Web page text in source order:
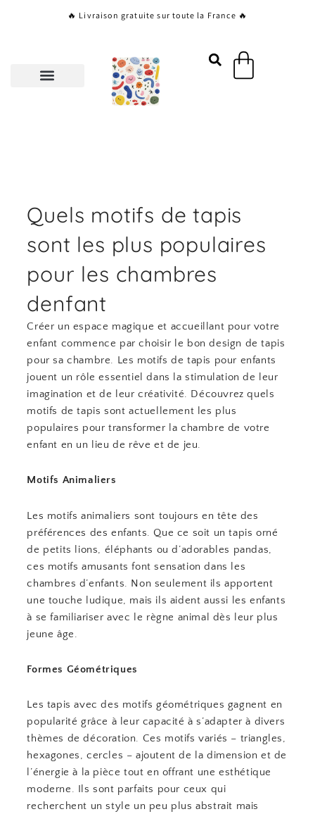
🔥 Livraison gratuite sur toute la France 🔥
Panier
Quels motifs de tapis
sont les plus populaires
pour les chambres
denfant
Créer un espace magique et accueillant pour votre
enfant commence par choisir le bon design de tapis
pour sa chambre. Les motifs de tapis pour enfants
jouent un rôle essentiel dans la stimulation de leur
imagination et de leur créativité. Découvrez quels
motifs de tapis sont actuellement les plus
populaires pour transformer la chambre de votre
enfant en un lieu de rêve et de jeu.
Motifs Animaliers
Les motifs animaliers sont toujours en tête des
préférences des enfants. Que ce soit un tapis orné
de petits lions, éléphants ou d’adorables pandas,
ces motifs amusants font sensation dans les
chambres d’enfants. Non seulement ils apportent
une touche ludique, mais ils aident aussi les enfants
à se familiariser avec le règne animal dès leur plus
jeune âge.
Formes Géométriques
Les tapis avec des motifs géométriques gagnent en
popularité grâce à leur capacité à s’adapter à divers
thèmes de décoration. Ces motifs variés – triangles,
hexagones, cercles – ajoutent de la dimension et de
l’énergie à la pièce tout en offrant une esthétique
moderne. Ils sont parfaits pour ceux qui
recherchent un style un peu plus abstrait mais